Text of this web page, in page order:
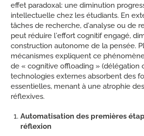
effet paradoxal: une diminution
intellectuelle chez les étudiants. En
tâches de recherche, d’analyse ou de
peut réduire l’effort cognitif engagé,
construction autonome de la pensée.
mécanismes expliquent ce
de « cognitive offloading » (délégation
technologies externes absorbent des
essentielles, menant à une atrophie
réflexives.
Automatisation des premières
réflexion